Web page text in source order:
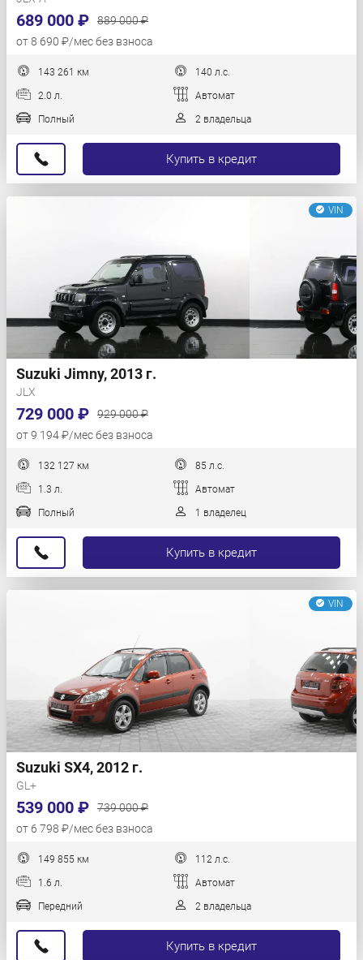
689 000 ₽
889 000 ₽
от 8 690 ₽/мес без взноса
143 261 км 140 л.с.
2.0 л. Автомат
Полный 2 владельца
Купить в кредит
VIN
Suzuki Jimny, 2013 г.
JLX
729 000 ₽
929 000 ₽
от 9 194 ₽/мес без взноса
132 127 км 85 л.с.
1.3 л. Автомат
Полный 1 владелец
Купить в кредит
VIN
Suzuki SX4, 2012 г.
GL+
539 000 ₽
739 000 ₽
от 6 798 ₽/мес без взноса
149 855 км 112 л.с.
1.6 л. Автомат
Передний 2 владельца
Купить в кредит